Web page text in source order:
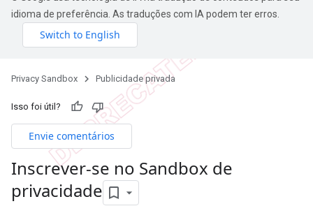
idioma de preferência. As traduções com IA podem ter erros.
Privacy Sandbox Publicidade privada
Isso foi útil?
Envie comentários
Inscrever-se no Sandbox de
privacidade